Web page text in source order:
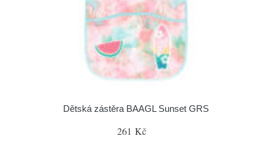
Dětská zástěra BAAGL Sunset GRS
261 Kč